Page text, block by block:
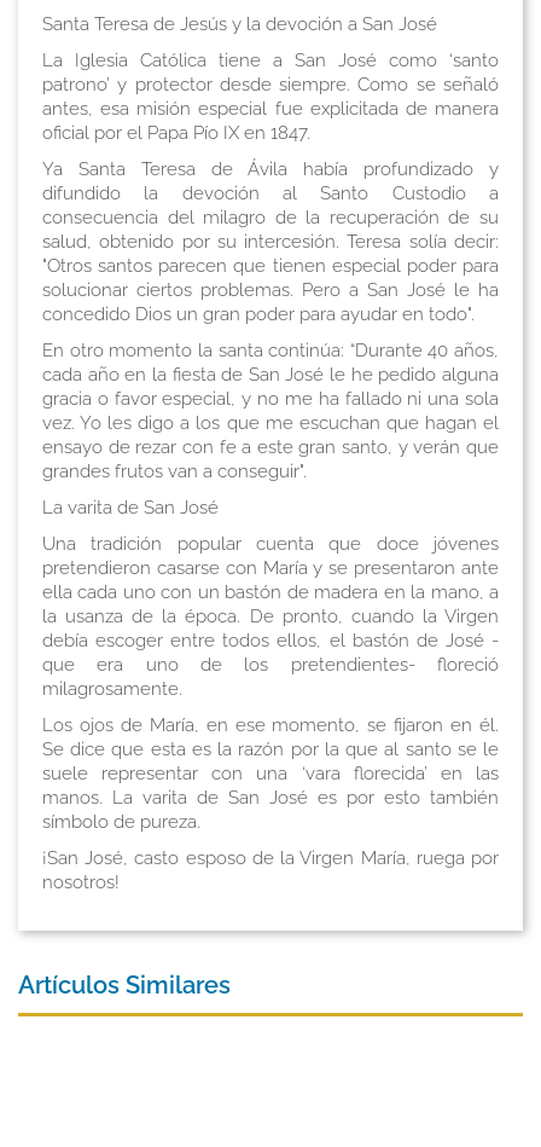
Santa Teresa de Jesús y la devoción a San José
La Iglesia Católica tiene a San José como ‘santo
patrono’ y protector desde siempre. Como se señaló
antes, esa misión especial fue explicitada de manera
oficial por el Papa Pío IX en 1847.
Ya Santa Teresa de Ávila había profundizado y
difundido la devoción al Santo Custodio a
consecuencia del milagro de la recuperación de su
salud, obtenido por su intercesión. Teresa solía decir:
"Otros santos parecen que tienen especial poder para
solucionar ciertos problemas. Pero a San José le ha
concedido Dios un gran poder para ayudar en todo".
En otro momento la santa continúa: “Durante 40 años,
cada año en la fiesta de San José le he pedido alguna
gracia o favor especial, y no me ha fallado ni una sola
vez. Yo les digo a los que me escuchan que hagan el
ensayo de rezar con fe a este gran santo, y verán que
grandes frutos van a conseguir".
La varita de San José
Una tradición popular cuenta que doce jóvenes
pretendieron casarse con María y se presentaron ante
ella cada uno con un bastón de madera en la mano, a
la usanza de la época. De pronto, cuando la Virgen
debía escoger entre todos ellos, el bastón de José -
que era uno de los pretendientes- floreció
milagrosamente.
Los ojos de María, en ese momento, se fijaron en él.
Se dice que esta es la razón por la que al santo se le
suele representar con una ‘vara florecida’ en las
manos. La varita de San José es por esto también
símbolo de pureza.
¡San José, casto esposo de la Virgen María, ruega por
nosotros!
Artículos Similares